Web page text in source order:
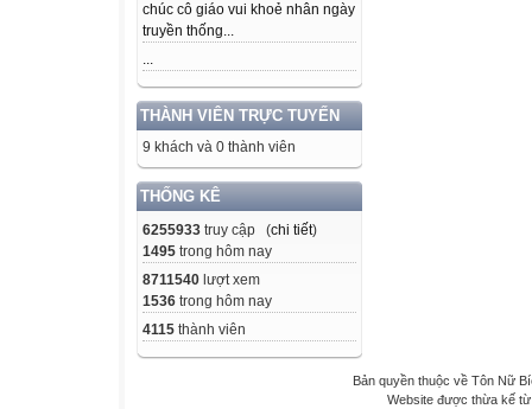
chúc cô giáo vui khoẻ nhân ngày
truyền thống...
...
THÀNH VIÊN TRỰC TUYẾN
9 khách và 0 thành viên
THỐNG KÊ
6255933 truy cập (chi tiết)
1495 trong hôm nay
8711540 lượt xem
1536 trong hôm nay
4115 thành viên
Bản quyền thuộc về Tôn Nữ
Website được thừa kế